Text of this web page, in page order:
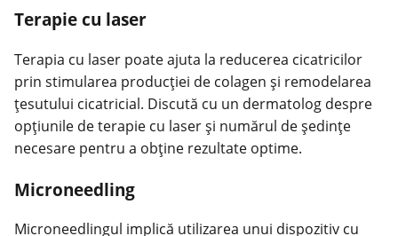
Terapie cu laser
Terapia cu laser poate ajuta la reducerea cicatricilor
prin stimularea producției de colagen și remodelarea
țesutului cicatricial. Discută cu un dermatolog despre
opțiunile de terapie cu laser și numărul de ședințe
necesare pentru a obține rezultate optime.
Microneedling
Microneedlingul implică utilizarea unui dispozitiv cu